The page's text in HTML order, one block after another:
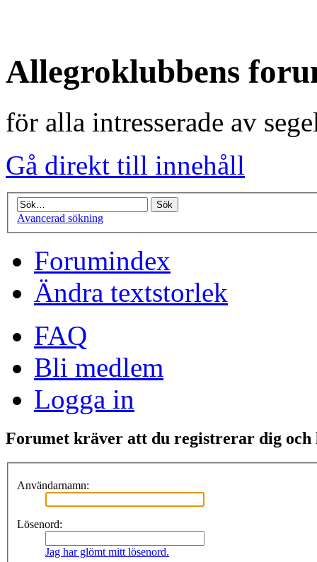
Allegroklubbens
för alla intresserade av
Gå direkt till innehåll
Avancerad sökning
Forumindex
Ändra textstorlek
FAQ
Bli medlem
Logga in
Forumet kräver att du registrerar dig
Användarnamn:
Lösenord:
Jag har glömt mitt lösenord.